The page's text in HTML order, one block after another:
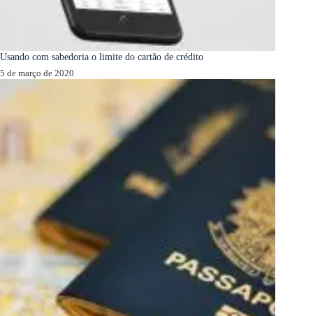
Usando com sabedoria o limite do cartão de crédito
5 de março de 2020